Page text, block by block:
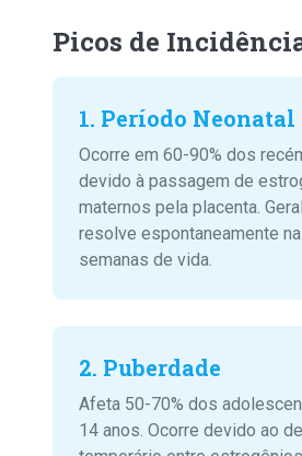
Picos de
1. Período Neonatal
Ocorre em 60-90% dos
devido à passagem de
maternos pela placenta.
resolve espontaneamente
semanas de vida.
2. Puberdade
Afeta 50-70% dos
14 anos. Ocorre devido ao